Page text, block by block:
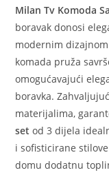
Milan Tv Komoda
boravak donosi
modernim
komada pruža
omogućavajući
boravka.
materijalima,
set od 3 dijela
i sofisticirane
domu dodatnu